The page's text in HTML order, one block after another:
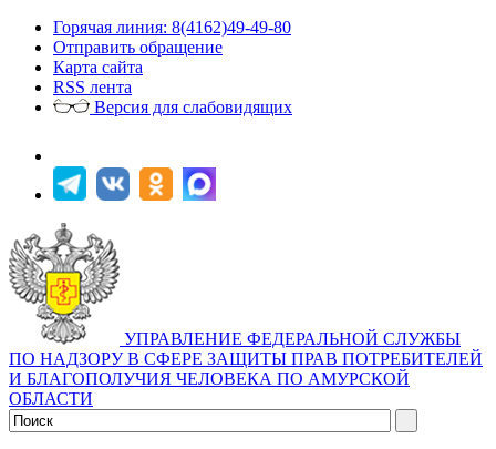
Горячая линия: 8(4162)49-49-80
Отправить обращение
Карта сайта
RSS лента
Версия для слабовидящих
УПРАВЛЕНИЕ ФЕДЕРАЛЬНОЙ СЛУЖБЫ
ПО НАДЗОРУ В СФЕРЕ ЗАЩИТЫ ПРАВ ПОТРЕБИТЕЛЕЙ
И БЛАГОПОЛУЧИЯ ЧЕЛОВЕКА ПО АМУРСКОЙ
ОБЛАСТИ